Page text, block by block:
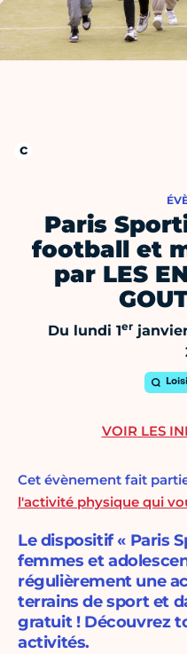
Paris
football et
par LES
Du lundi 1er
Cet évènement fait
l'activité physique qui
Le dispositif « Paris
femmes et
régulièrement une
terrains de sport et
gratuit ! Découvrez
activités.
VOIR LES